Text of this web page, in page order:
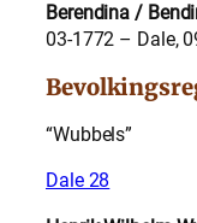
Berendina /
03-1772 – Dale,
“Wubbels”
Dale 28